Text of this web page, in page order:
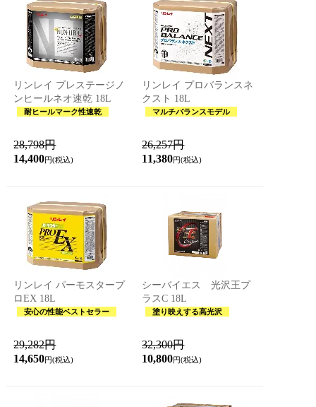
リンレイ プレステージノ
ンヒールネオ速乾 18L
耐ヒールマーク性速乾
28,798円
14,400円(税込)
リンレイ プロバランスネ
クスト 18L
マルチバランスモデル
26,257円
11,380円(税込)
リンレイ パーモスタープ
ロEX 18L
安心の性能ベストセラー
29,282円
14,650円(税込)
シーバイエス 光沢王プ
ラスC 18L
塗り映えする高光沢
32,300円
10,800円(税込)